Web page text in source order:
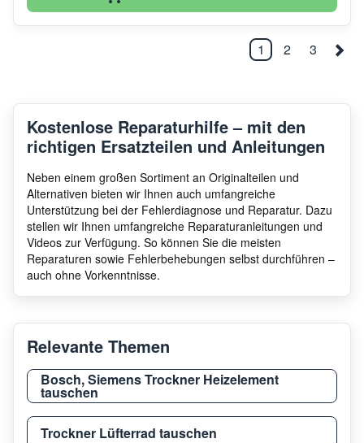
1 2 3
Kostenlose Reparaturhilfe – mit den
richtigen Ersatzteilen und Anleitungen
Neben einem großen Sortiment an Originalteilen und
Alternativen bieten wir Ihnen auch umfangreiche
Unterstützung bei der Fehlerdiagnose und Reparatur. Dazu
stellen wir Ihnen umfangreiche Reparaturanleitungen und
Videos zur Verfügung. So können Sie die meisten
Reparaturen sowie Fehlerbehebungen selbst durchführen –
auch ohne Vorkenntnisse.
Relevante Themen
Bosch, Siemens Trockner Heizelement
tauschen
Trockner Lüfterrad tauschen